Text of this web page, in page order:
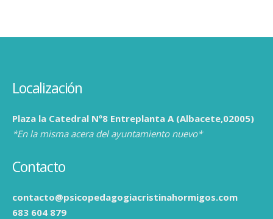
Localización
Plaza la Catedral Nº8 Entreplanta A (Albacete,02005)
*En la misma acera del ayuntamiento nuevo*
Contacto
contacto@psicopedagogiacristinahormigos.com
683 604 879